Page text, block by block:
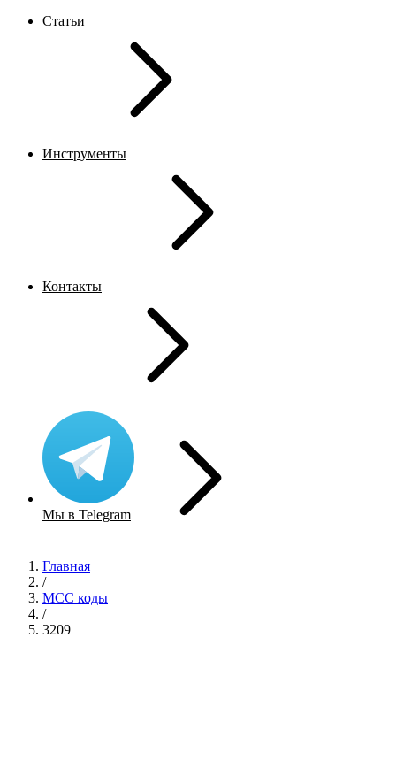
Статьи
Инструменты
Контакты
Мы в Telegram
Главная
/
MCC коды
/
3209